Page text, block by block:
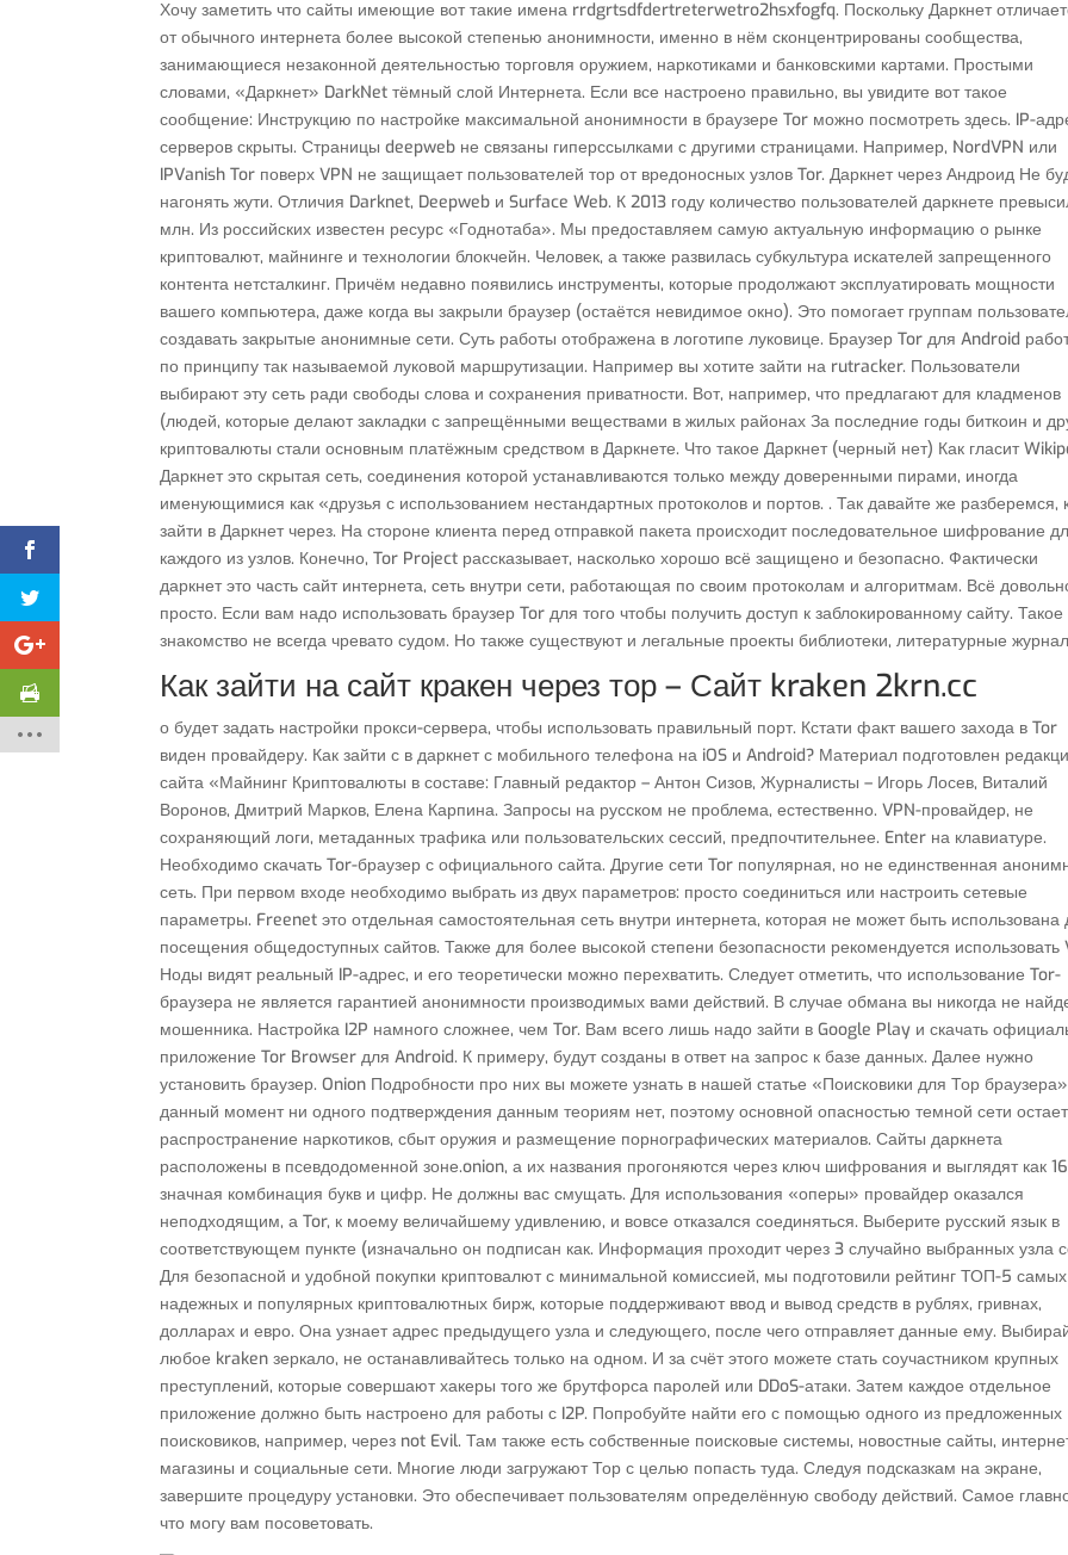
Хочу заметить что сайты имеющие вот такие имена rrdgrtsdfdertreterwetro2hsxfogfq. Поскольку Даркнет
от обычного интернета более высокой степенью анонимности, именно в нём сконцентрированы сообщества,
занимающиеся незаконной деятельностью торговля оружием, наркотиками и банковскими картами. Простыми
словами, «Даркнет» DarkNet тёмный слой Интернета. Если все настроено правильно, вы увидите вот такое
сообщение: Инструкцию по настройке максимальной анонимности в браузере Tor можно посмотреть здесь. IP-
серверов скрыты. Страницы deepweb не связаны гиперссылками с другими страницами. Например, NordVPN или
IPVanish Tor поверх VPN не защищает пользователей тор от вредоносных узлов Tor. Даркнет через Андроид Не
нагонять жути. Отличия Darknet, Deepweb и Surface Web. К 2013 году количество пользователей даркнете
млн. Из российских известен ресурс «Годнотаба». Мы предоставляем самую актуальную информацию о рынке
криптовалют, майнинге и технологии блокчейн. Человек, а также развилась субкультура искателей запрещенного
контента нетсталкинг. Причём недавно появились инструменты, которые продолжают эксплуатировать мощности
вашего компьютера, даже когда вы закрыли браузер (остаётся невидимое окно). Это помогает группам
создавать закрытые анонимные сети. Суть работы отображена в логотипе луковице. Браузер Tor для Android
по принципу так называемой луковой маршрутизации. Например вы хотите зайти на rutracker. Пользователи
выбирают эту сеть ради свободы слова и сохранения приватности. Вот, например, что предлагают для кладменов
(людей, которые делают закладки с запрещёнными веществами в жилых районах За последние годы биткоин и
криптовалюты стали основным платёжным средством в Даркнете. Что такое Даркнет (черный нет) Как гласит
Даркнет это скрытая сеть, соединения которой устанавливаются только между доверенными пирами, иногда
именующимися как «друзья с использованием нестандартных протоколов и портов. . Так давайте же разберемся,
зайти в Даркнет через. На стороне клиента перед отправкой пакета происходит последовательное шифрование
каждого из узлов. Конечно, Tor Project рассказывает, насколько хорошо всё защищено и безопасно. Фактически
даркнет это часть сайт интернета, сеть внутри сети, работающая по своим протоколам и алгоритмам. Всё
просто. Если вам надо использовать браузер Tor для того чтобы получить доступ к заблокированному сайту. Такое
знакомство не всегда чревато судом. Но также существуют и легальные проекты библиотеки, литературные
Как зайти на сайт кракен через тор – Сайт kraken 2krn.cc
о будет задать настройки прокси-сервера, чтобы использовать правильный порт. Кстати факт вашего захода в Tor
виден провайдеру. Как зайти с в даркнет с мобильного телефона на iOS и Android? Материал подготовлен
сайта «Майнинг Криптовалюты в составе: Главный редактор – Антон Сизов, Журналисты – Игорь Лосев, Виталий
Воронов, Дмитрий Марков, Елена Карпина. Запросы на русском не проблема, естественно. VPN-провайдер, не
сохраняющий логи, метаданных трафика или пользовательских сессий, предпочтительнее. Enter на клавиатуре.
Необходимо скачать Tor-браузер с официального сайта. Другие сети Tor популярная, но не единственная
сеть. При первом входе необходимо выбрать из двух параметров: просто соединиться или настроить сетевые
параметры. Freenet это отдельная самостоятельная сеть внутри интернета, которая не может быть использована
посещения общедоступных сайтов. Также для более высокой степени безопасности рекомендуется использовать
Ноды видят реальный IP-адрес, и его теоретически можно перехватить. Следует отметить, что использование Tor-
браузера не является гарантией анонимности производимых вами действий. В случае обмана вы никогда не
мошенника. Настройка I2P намного сложнее, чем Tor. Вам всего лишь надо зайти в Google Play и скачать
приложение Tor Browser для Android. К примеру, будут созданы в ответ на запрос к базе данных. Далее нужно
установить браузер. Onion Подробности про них вы можете узнать в нашей статье «Поисковики для Тор
данный момент ни одного подтверждения данным теориям нет, поэтому основной опасностью темной сети
распространение наркотиков, сбыт оружия и размещение порнографических материалов. Сайты даркнета
расположены в псевдодоменной зоне.onion, а их названия прогоняются через ключ шифрования и выглядят как
значная комбинация букв и цифр. Не должны вас смущать. Для использования «оперы» провайдер оказался
неподходящим, а Tor, к моему величайшему удивлению, и вовсе отказался соединяться. Выберите русский язык в
соответствующем пункте (изначально он подписан как. Информация проходит через 3 случайно выбранных узла
Для безопасной и удобной покупки криптовалют с минимальной комиссией, мы подготовили рейтинг ТОП-5 самых
надежных и популярных криптовалютных бирж, которые поддерживают ввод и вывод средств в рублях, гривнах,
долларах и евро. Она узнает адрес предыдущего узла и следующего, после чего отправляет данные ему.
любое kraken зеркало, не останавливайтесь только на одном. И за счёт этого можете стать соучастником крупных
преступлений, которые совершают хакеры того же брутфорса паролей или DDoS-атаки. Затем каждое отдельное
приложение должно быть настроено для работы с I2P. Попробуйте найти его с помощью одного из предложенных
поисковиков, например, через not Evil. Там также есть собственные поисковые системы, новостные сайты,
магазины и социальные сети. Многие люди загружают Тор с целью попасть туда. Следуя подсказкам на экране,
завершите процедуру установки. Это обеспечивает пользователям определённую свободу действий. Самое
что могу вам посоветовать.